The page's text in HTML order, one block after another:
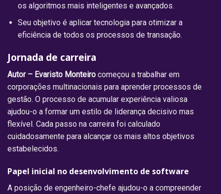
os algoritmos mais inteligentes e avançados.
Seu objetivo é aplicar tecnologia para otimizar a
eficiência de todos os processos de transação.
Jornada de carreira
Autor – Evaristo Monteiro começou a trabalhar em
corporações multinacionais para aprender processos de
gestão. O processo de acumular experiência valiosa
ajudou-o a formar um estilo de liderança decisivo mas
flexível. Cada passo na carreira foi calculado
cuidadosamente para alcançar os mais altos objetivos
estabelecidos.
Papel inicial no desenvolvimento de software
A posição de engenheiro-chefe ajudou-o a compreender